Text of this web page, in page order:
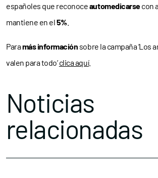
españoles que reconoceautomedicarsecon
mantiene en el5%.
Paramás información sobre la campaña ‘Los
valen para todo’clica aquí.
Noticias
relacionadas